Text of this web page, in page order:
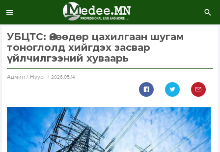
УБЦТС: Өнөөдөр цахилгаан шугам
тоноглолд хийгдэх засвар
үйлчилгээний хуваарь
Aдмин / Нүүр 2026.05.14